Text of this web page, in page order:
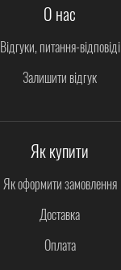
О нас
Відгуки, питання-відповіді
Залишити відгук
Як купити
Як оформити замовлення
Доставка
Оплата